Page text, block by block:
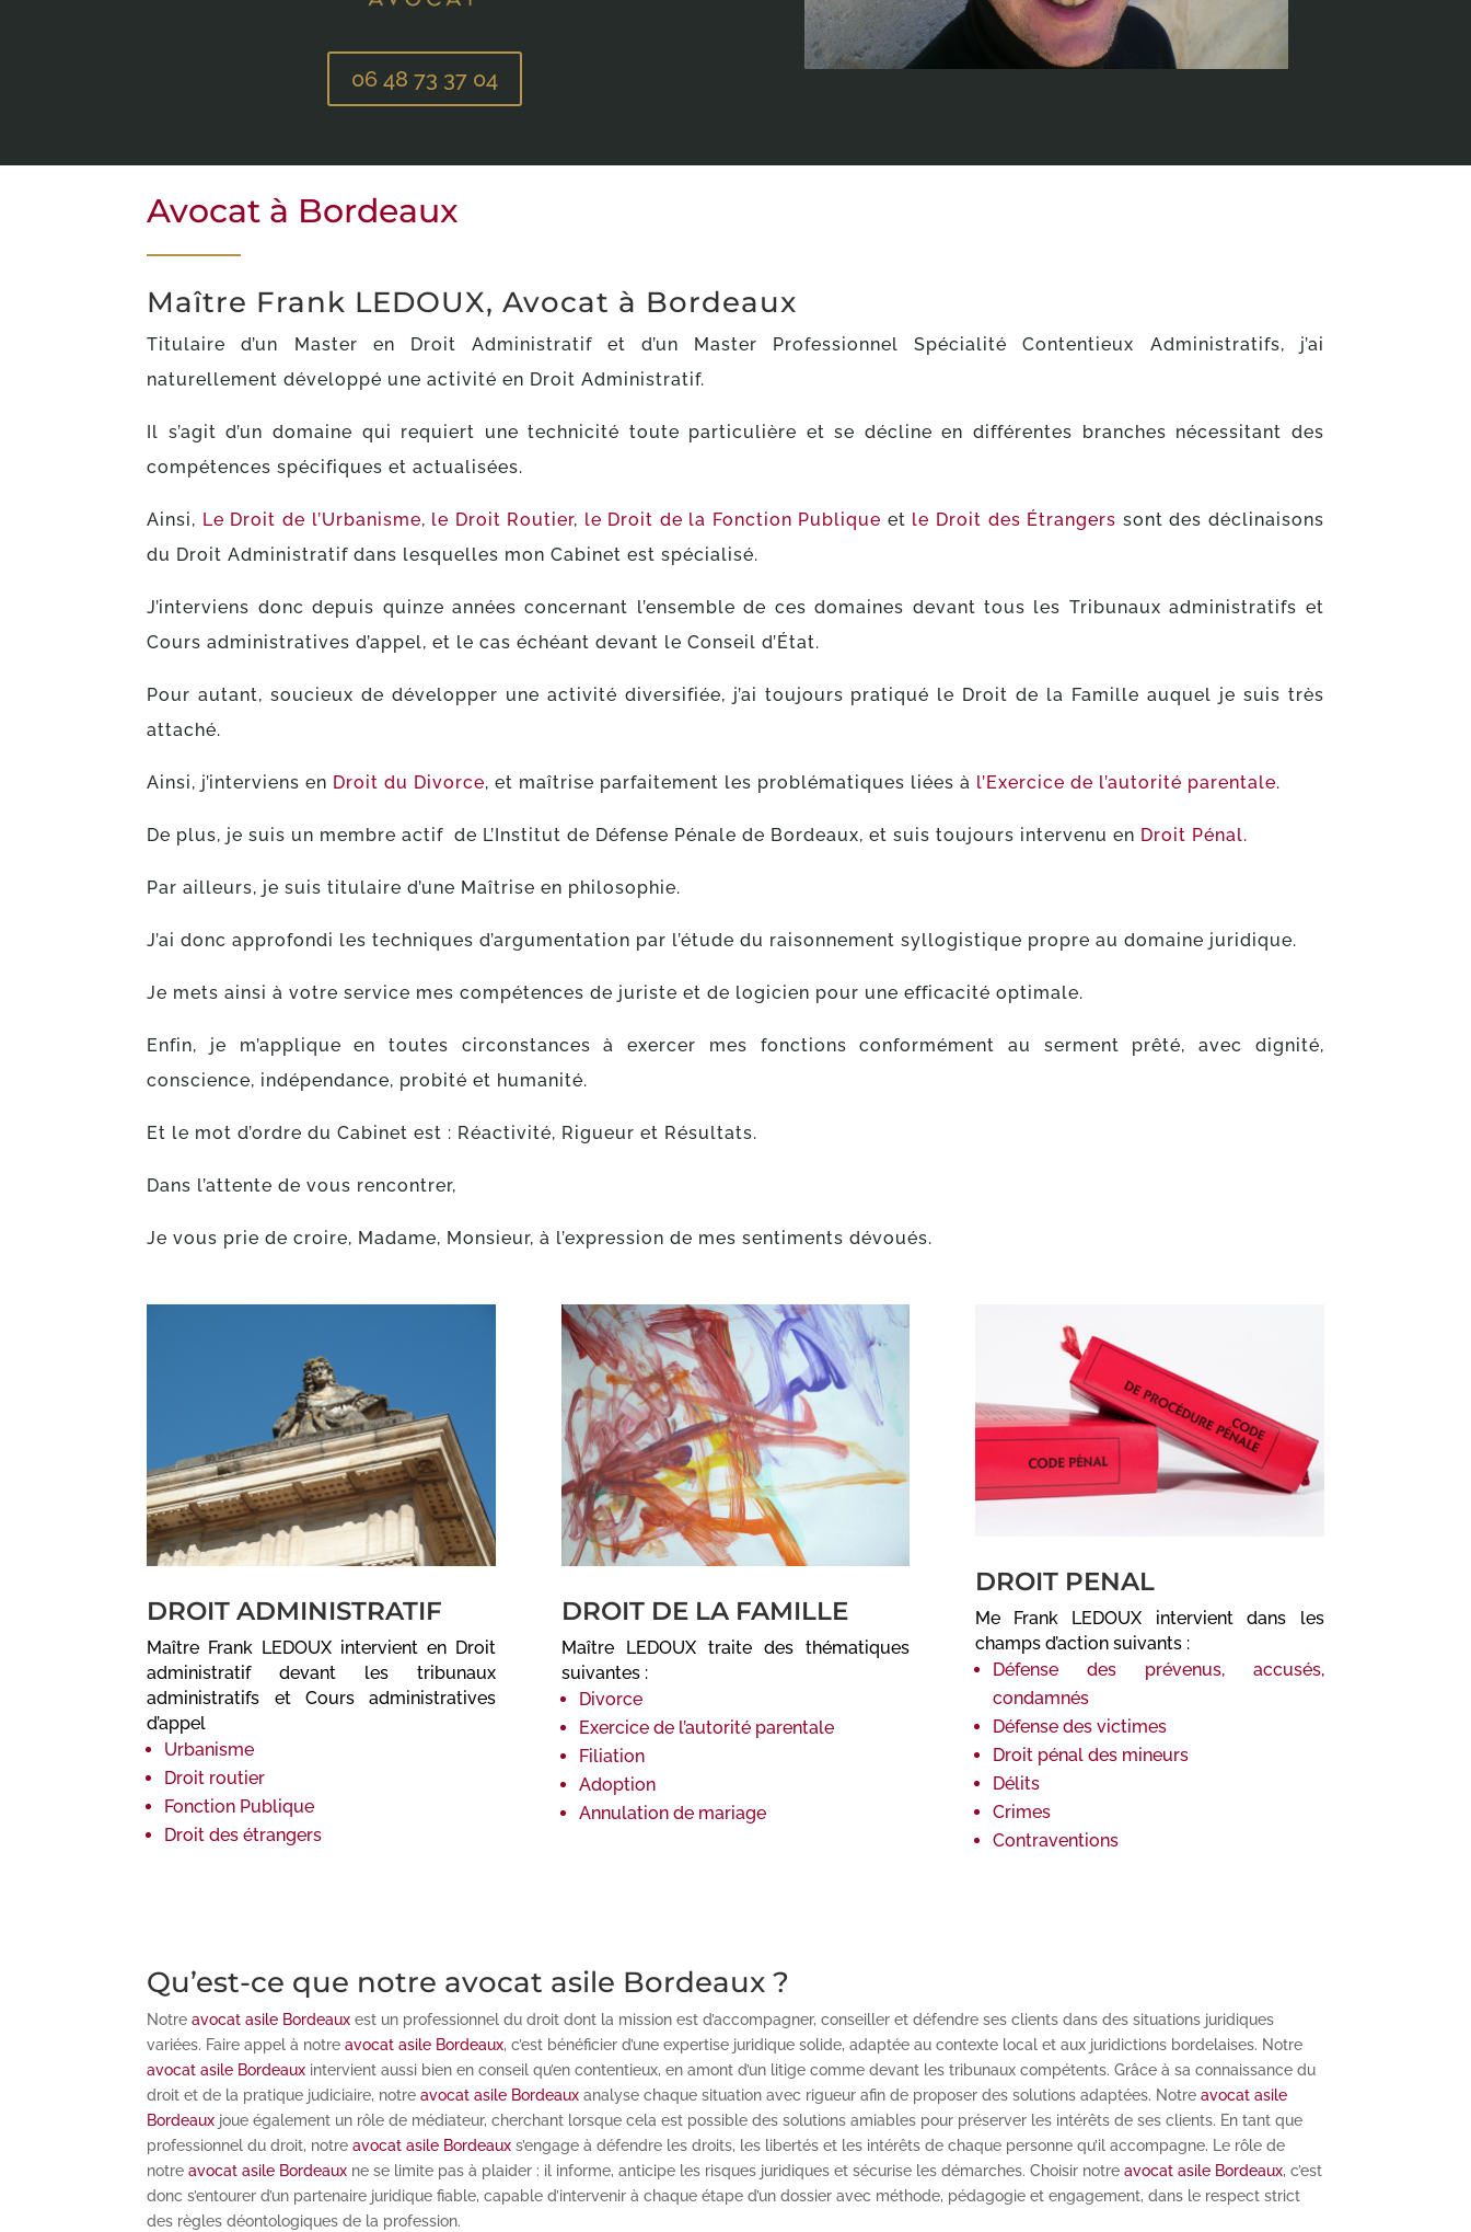
06 48 73 37 04
Avocat à Bordeaux
Maître Frank LEDOUX, Avocat à Bordeaux
Titulaire d’un Master en Droit Administratif et d’un Master Professionnel Spécialité Contentieux Administratifs, j’ai
naturellement développé une activité en Droit Administratif.
Il s’agit d’un domaine qui requiert une technicité toute particulière et se décline en différentes branches nécessitant des
compétences spécifiques et actualisées.
Ainsi, Le Droit de l’Urbanisme, le Droit Routier, le Droit de la Fonction Publique et le Droit des Étrangers sont des déclinaisons
du Droit Administratif dans lesquelles mon Cabinet est spécialisé.
J’interviens donc depuis quinze années concernant l’ensemble de ces domaines devant tous les Tribunaux administratifs et
Cours administratives d’appel, et le cas échéant devant le Conseil d’État.
Pour autant, soucieux de développer une activité diversifiée, j’ai toujours pratiqué le Droit de la Famille auquel je suis très
attaché.
Ainsi, j’interviens en Droit du Divorce, et maîtrise parfaitement les problématiques liées à l’Exercice de l’autorité parentale.
De plus, je suis un membre actif de L’Institut de Défense Pénale de Bordeaux, et suis toujours intervenu en Droit Pénal.
Par ailleurs, je suis titulaire d’une Maîtrise en philosophie.
J’ai donc approfondi les techniques d’argumentation par l’étude du raisonnement syllogistique propre au domaine juridique.
Je mets ainsi à votre service mes compétences de juriste et de logicien pour une efficacité optimale.
Enfin, je m’applique en toutes circonstances à exercer mes fonctions conformément au serment prêté, avec dignité,
conscience, indépendance, probité et humanité.
Et le mot d’ordre du Cabinet est : Réactivité, Rigueur et Résultats.
Dans l’attente de vous rencontrer,
Je vous prie de croire, Madame, Monsieur, à l’expression de mes sentiments dévoués.
DROIT ADMINISTRATIF
Maître Frank LEDOUX intervient en Droit
administratif devant les tribunaux
administratifs et Cours administratives
d’appel
Urbanisme
Droit routier
Fonction Publique
Droit des étrangers
DROIT DE LA FAMILLE
Maître LEDOUX traite des thématiques
suivantes :
Divorce
Exercice de l’autorité parentale
Filiation
Adoption
Annulation de mariage
DROIT PENAL
Me Frank LEDOUX intervient dans les
champs d’action suivants :
Défense des prévenus, accusés,
condamnés
Défense des victimes
Droit pénal des mineurs
Délits
Crimes
Contraventions
Qu’est-ce que notre avocat asile Bordeaux ?
Notreavocat asile Bordeaux est un professionnel du droit dont la mission est d’accompagner, conseiller et défendre ses clients dans des situations juridiques
variées. Faire appel à notreavocat asile Bordeaux, c’est bénéficier d’une expertise juridique solide, adaptée au contexte local et aux juridictions bordelaises. Notre
avocat asile Bordeaux intervient aussi bien en conseil qu’en contentieux, en amont d’un litige comme devant les tribunaux compétents. Grâce à sa connaissance du
droit et de la pratique judiciaire, notreavocat asile Bordeaux analyse chaque situation avec rigueur afin de proposer des solutions adaptées. Notreavocat asile
Bordeaux joue également un rôle de médiateur, cherchant lorsque cela est possible des solutions amiables pour préserver les intérêts de ses clients. En tant que
professionnel du droit, notreavocat asile Bordeaux s’engage à défendre les droits, les libertés et les intérêts de chaque personne qu’il accompagne. Le rôle de
notreavocat asile Bordeaux ne se limite pas à plaider : il informe, anticipe les risques juridiques et sécurise les démarches. Choisir notreavocat asile Bordeaux, c’est
donc s’entourer d’un partenaire juridique fiable, capable d’intervenir à chaque étape d’un dossier avec méthode, pédagogie et engagement, dans le respect strict
des règles déontologiques de la profession.